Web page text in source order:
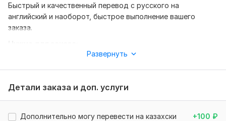
Быстрый и качественный перевод с русского на
английский и наоборот, быстрое выполнение вашего
заказа.
Для выполнения вашего заказа мне будет нужен ваш текст
или файл и немножко терпения пока заказ будет
Развернуть
Детали заказа и доп. услуги
Дополнительно могу перевести на казахски +100 ₽